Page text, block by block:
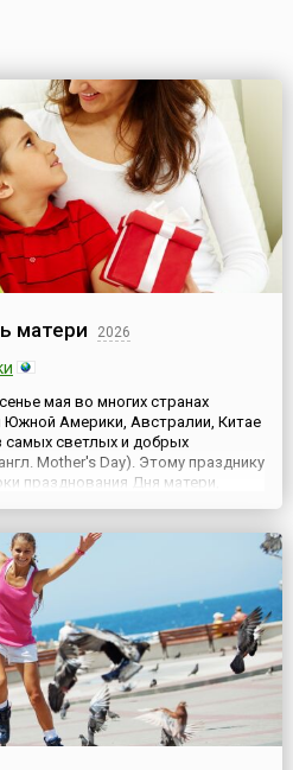
матери 2026
мая во многих странах
Америки, Австралии, Китае
самых светлых и добрых
Mother's Day). Этому празднику
празднования Дня матери,